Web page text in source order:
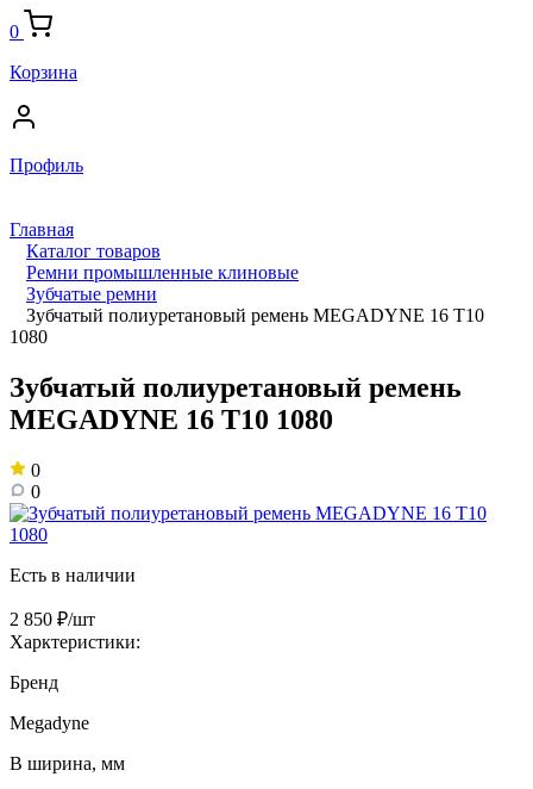
0
Корзина
Профиль
Главная
Каталог товаров
Ремни промышленные клиновые
Зубчатые ремни
Зубчатый полиуретановый ремень MEGADYNE 16 T10
1080
Зубчатый полиуретановый ремень
MEGADYNE 16 T10 1080
0
0
Есть в наличии
2 850 ₽/шт
Харктеристики:
Бренд
Megadyne
B ширина, мм